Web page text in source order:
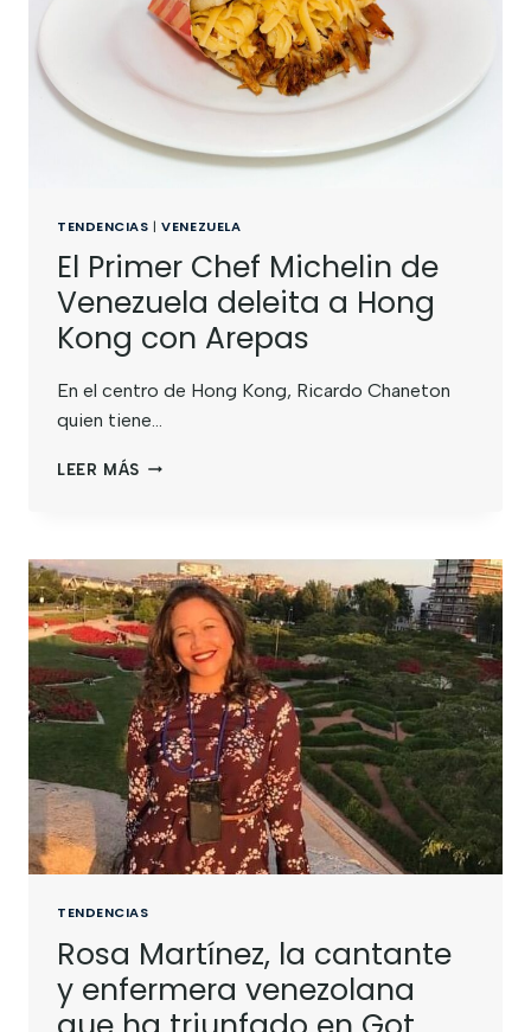
TENDENCIAS |VENEZUELA
El Primer Chef Michelin de
Venezuela deleita a Hong
Kong con Arepas
En el centro de Hong Kong, Ricardo Chaneton
quien tiene…
LEER MÁS
TENDENCIAS
Rosa Martínez, la cantante
y enfermera venezolana